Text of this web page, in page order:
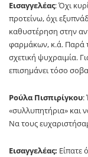
Εισαγγελέας: Όχι
προτείνω, όχι
καθυστέρηση στην
φαρμάκων, κ.ά. Παρά
σχετική ψυχραιμία.
επισημάνει τόσο
Ρούλα Πισπιρίγκου:
«συλλυπητήρια» και
Να τους
Εισαγγελέας: Είπατε